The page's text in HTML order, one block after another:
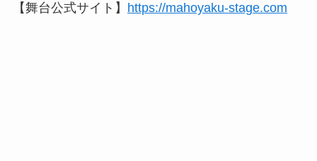
【舞台公式サイト】 https://mahoyaku-stage.com